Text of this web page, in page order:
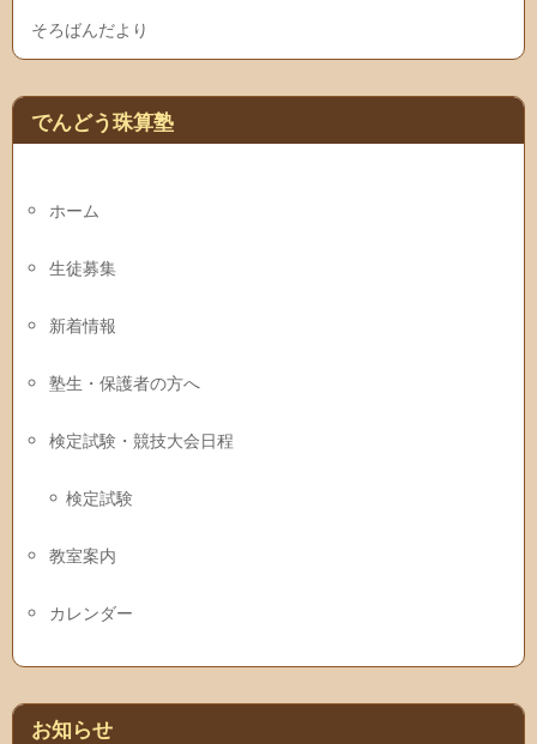
そろばんだより
でんどう珠算塾
ホーム
生徒募集
新着情報
塾生・保護者の方へ
検定試験・競技大会日程
検定試験
教室案内
カレンダー
お知らせ